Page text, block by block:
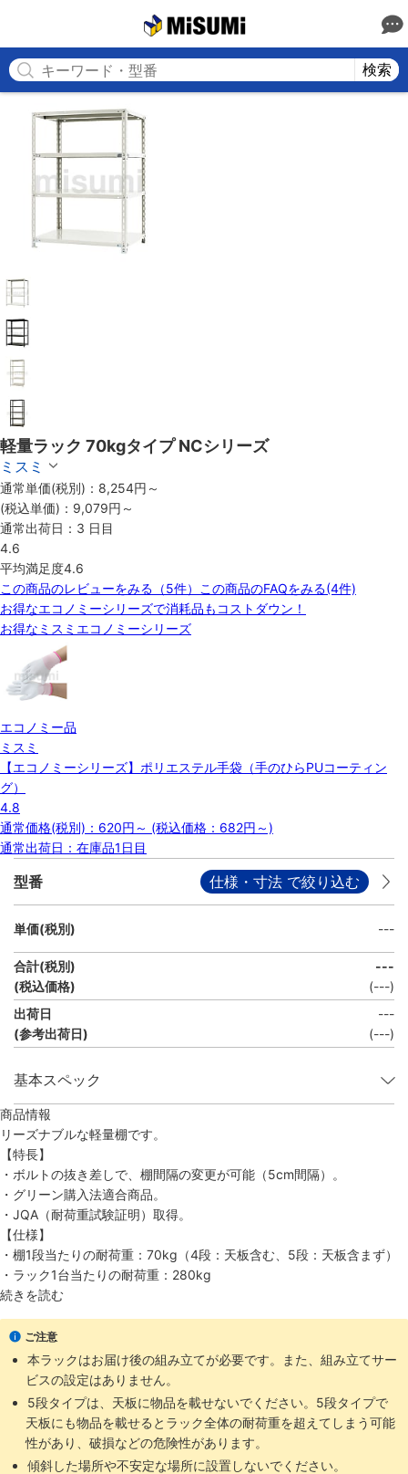
検索
軽量ラック 70kgタイプ NCシリーズ
ミスミ
通常単価(税別)： 8,254円 ～
(税込単価)： 9,079円 ～
通常出荷日： 3 日目
4.6
平均満足度4.6
この商品のレビューをみる（5件）
この商品のFAQをみる(4件)
お得なエコノミーシリーズで消耗品もコストダウン！
お得なミスミエコノミーシリーズ
エコノミー品
ミスミ
【エコノミーシリーズ】ポリエステル手袋（手のひらPUコーティン
グ）
4.8
通常価格(税別)： 620円 ～ (税込価格： 682円 ～)
通常出荷日：在庫品1日目
型番 仕様・寸法 で絞り込む
単価(税別) ---
合計(税別)
(税込価格)
---
(---)
出荷日
(参考出荷日)
---
(---)
基本スペック
商品情報
リーズナブルな軽量棚です。
【特長】
・ボルトの抜き差しで、棚間隔の変更が可能（5cm間隔）。
・グリーン購入法適合商品。
・JQA（耐荷重試験証明）取得。
【仕様】
・棚1段当たりの耐荷重：70kg（4段：天板含む、5段：天板含まず）
・ラック1台当たりの耐荷重：280kg
続きを読む
ご注意
本ラックはお届け後の組み立てが必要です。また、組み立てサー
ビスの設定はありません。
5段タイプは、天板に物品を載せないでください。5段タイプで
天板にも物品を載せるとラック全体の耐荷重を超えてしまう可能
性があり、破損などの危険性があります。
傾斜した場所や不安定な場所に設置しないでください。